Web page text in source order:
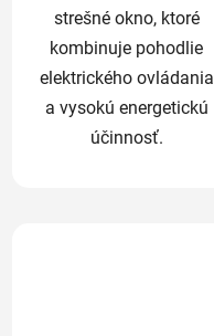
strešné okno, ktoré
kombinuje pohodlie
elektrického ovládania
a vysokú energetickú
účinnosť.